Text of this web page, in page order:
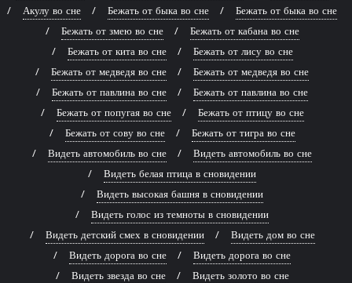
Акулу во сне
Бежать от быка во сне
Бежать от быка во сне
Бежать от змею во сне
Бежать от кабана во сне
Бежать от кита во сне
Бежать от лису во сне
Бежать от медведя во сне
Бежать от медведя во сне
Бежать от павлина во сне
Бежать от павлина во сне
Бежать от попугая во сне
Бежать от птицу во сне
Бежать от сову во сне
Бежать от тигра во сне
Видеть автомобиль во сне
Видеть автомобиль во сне
Видеть белая птица в сновидении
Видеть высокая башня в сновидении
Видеть голос из темноты в сновидении
Видеть детский смех в сновидении
Видеть дом во сне
Видеть дорога во сне
Видеть дорога во сне
Видеть звезда во сне
Видеть золото во сне